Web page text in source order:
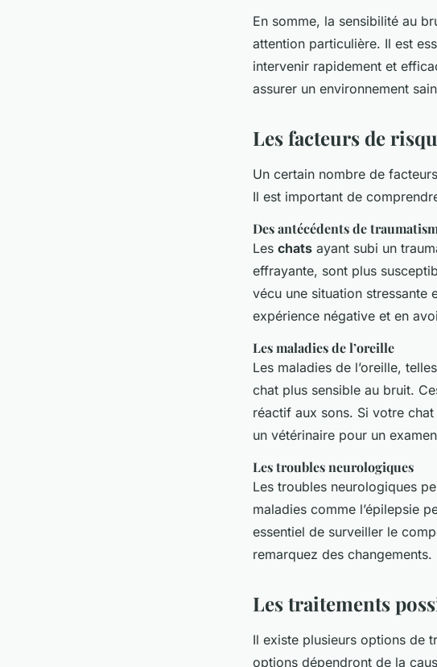
En somme, la sensibilité au
attention particulière. Il est
intervenir rapidement et
assurer un environnement
Les facteurs de
Un certain nombre de
Il est important de
Des antécédents de
Les chats ayant subi un
effrayante, sont plus
vécu une situation stressante
expérience négative et en
Les maladies de l’oreille
Les maladies de l’oreille,
chat plus sensible au bruit.
réactif aux sons. Si votre
un vétérinaire pour un
Les troubles neurologiques
Les troubles neurologiques
maladies comme l’épilepsie
essentiel de surveiller le
remarquez des changements.
Les traitements
Il existe plusieurs options de
options dépendront de la